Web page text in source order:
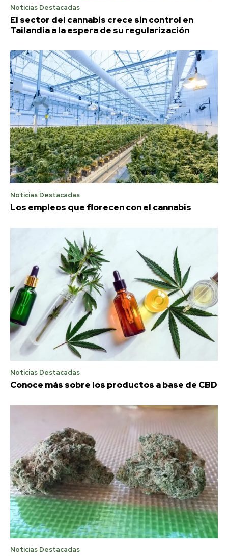
Noticias Destacadas
El sector del cannabis crece sin control en
Tailandia a la espera de su regularización
Noticias Destacadas
Los empleos que florecen con el cannabis
Noticias Destacadas
Conoce más sobre los productos a base de CBD
Noticias Destacadas